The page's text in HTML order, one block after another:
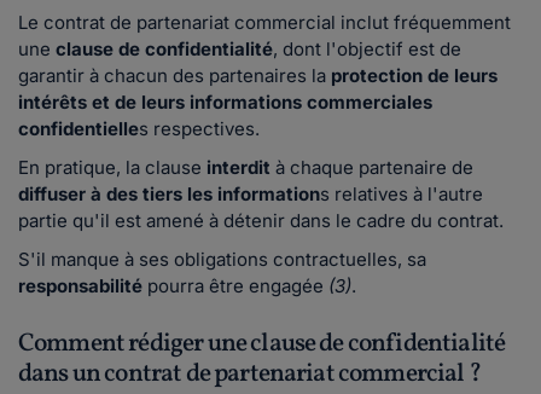
Le contrat de partenariat commercial inclut fréquemment
une clause de confidentialité, dont l'objectif est de
garantir à chacun des partenaires la protection de leurs
intérêts et de leurs informations commerciales
confidentielles respectives.
En pratique, la clause interdit à chaque partenaire de
diffuser à des tiers les informations relatives à l'autre
partie qu'il est amené à détenir dans le cadre du contrat.
S'il manque à ses obligations contractuelles, sa
responsabilité pourra être engagée (3).
Comment rédiger une clause de confidentialité
dans un contrat de partenariat commercial ?